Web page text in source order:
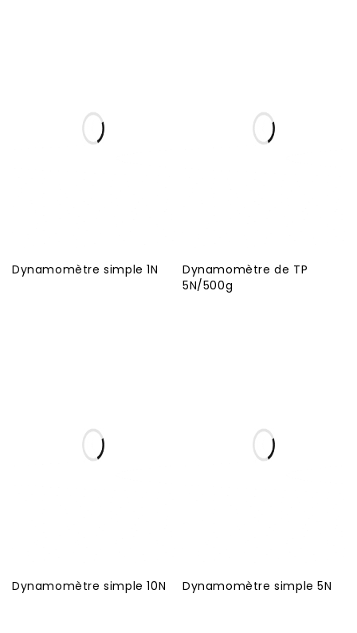
Dynamomètre simple 1N
Dynamomètre de TP
5N/500g
Dynamomètre simple 10N Dynamomètre simple 5N